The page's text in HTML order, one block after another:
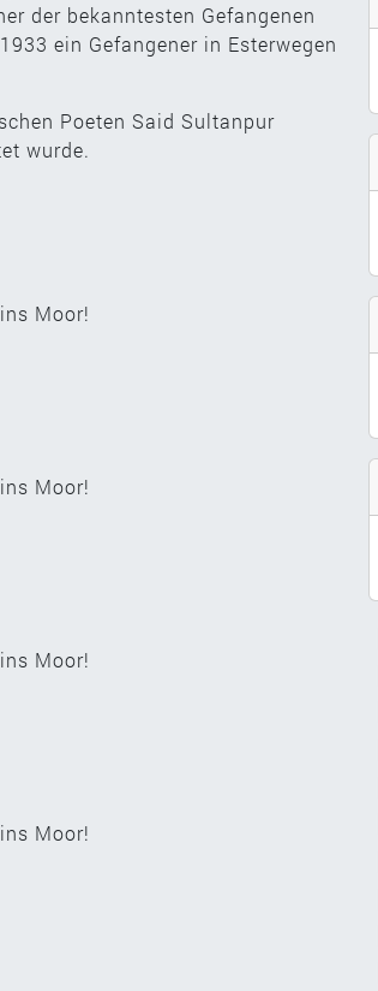
der bekanntesten Gefangenen
ein Gefangener in Esterwegen
Poeten Said Sultanpur
wurde.
Moor!
Moor!
Moor!
Moor!